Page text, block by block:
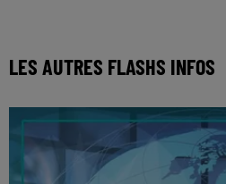
LES AUTRES FLASHS INFOS